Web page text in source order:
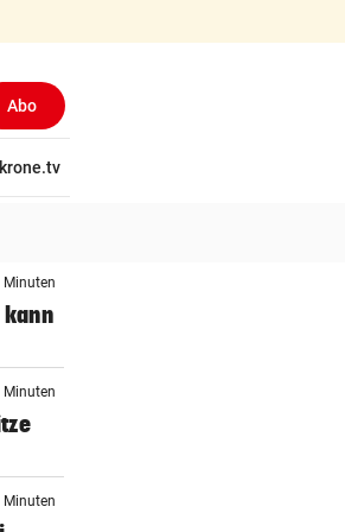
Abo
krone.tv
Minuten
kann
Minuten
Minuten